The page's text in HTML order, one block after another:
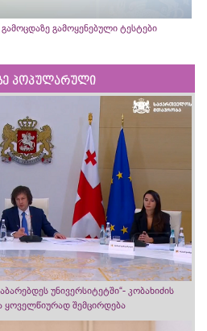
გამოყენებული ტესტები
პოპულარული
უნივერსიტეტში“- კობახიძის
შემცირდება